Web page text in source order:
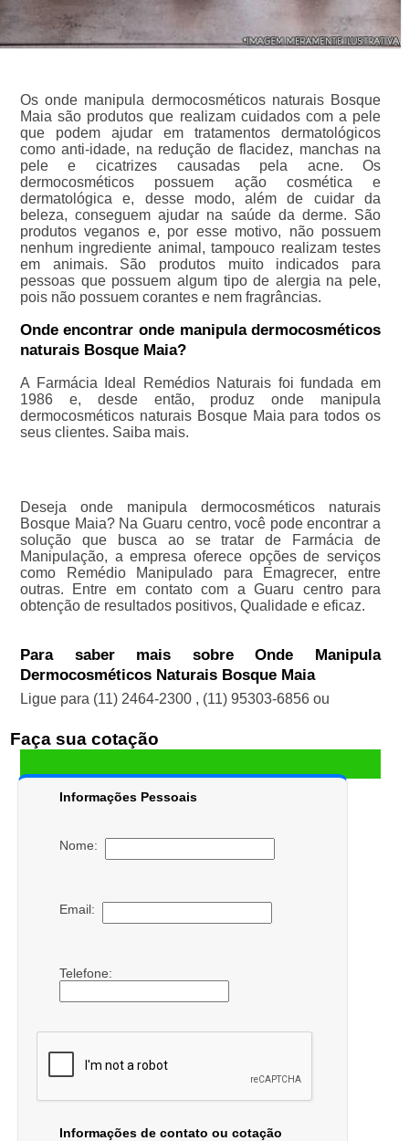
Os onde manipula dermocosméticos naturais Bosque
Maia são produtos que realizam cuidados com a pele
que podem ajudar em tratamentos dermatológicos
como anti-idade, na redução de flacidez, manchas na
pele e cicatrizes causadas pela acne. Os
dermocosméticos possuem ação cosmética e
dermatológica e, desse modo, além de cuidar da
beleza, conseguem ajudar na saúde da derme. São
produtos veganos e, por esse motivo, não possuem
nenhum ingrediente animal, tampouco realizam testes
em animais. São produtos muito indicados para
pessoas que possuem algum tipo de alergia na pele,
pois não possuem corantes e nem fragrâncias.
Onde encontrar onde manipula dermocosméticos
naturais Bosque Maia?
A Farmácia Ideal Remédios Naturais foi fundada em
1986 e, desde então, produz onde manipula
dermocosméticos naturais Bosque Maia para todos os
seus clientes. Saiba mais.
Deseja onde manipula dermocosméticos naturais
Bosque Maia? Na Guaru centro, você pode encontrar a
solução que busca ao se tratar de Farmácia de
Manipulação, a empresa oferece opções de serviços
como Remédio Manipulado para Emagrecer, entre
outras. Entre em contato com a Guaru centro para
obtenção de resultados positivos, Qualidade e eficaz.
Para saber mais sobre Onde Manipula
Dermocosméticos Naturais Bosque Maia
Ligue para (11) 2464-2300 , (11) 95303-6856 ou
Faça sua cotação
Informações Pessoais
Nome:
Email:
Telefone:
Informações de contato ou cotação